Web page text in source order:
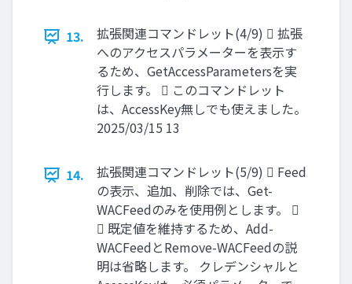
13.
拡張関連コマンドレット(4/9)  拡張
へのアクセスパラメーターを表示す
るため、GetAccessParametersを実
行します。  このコマンドレット
は、AccessKey無しでも使えました。
2025/03/15 13
14.
拡張関連コマンドレット(5/9)  Feed
の表示、追加、削除では、Get-
WACFeedのみを使用例とします。 
 既定値を維持するため、Add-
WACFeedとRemove-WACFeedの説
明は省略します。 クレデンシャルと